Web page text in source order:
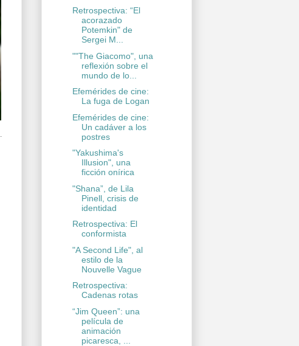
Retrospectiva: “El
acorazado
Potemkin" de
Sergei M...
""The Giacomo", una
reflexión sobre el
mundo de lo...
Efemérides de cine:
La fuga de Logan
Efemérides de cine:
Un cadáver a los
postres
"Yakushima's
Illusion", una
ficción onírica
"Shana”, de Lila
Pinell, crisis de
identidad
Retrospectiva: El
conformista
"A Second Life", al
estilo de la
Nouvelle Vague
Retrospectiva:
Cadenas rotas
“Jim Queen”: una
película de
animación
picaresca, ...